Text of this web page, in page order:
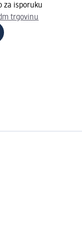
za isporuku
trgovinu